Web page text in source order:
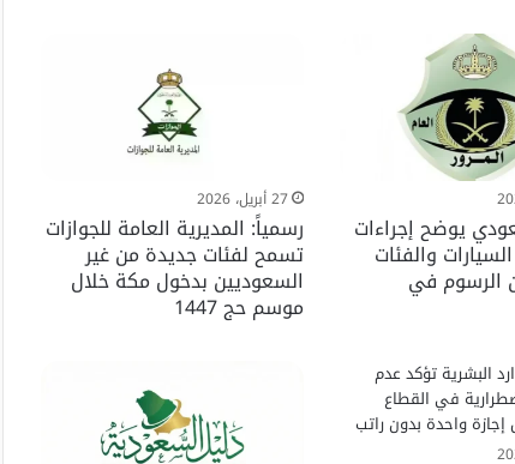
يوضح إجراءات
والفئات
الرسوم في
27 أبريل، 2026
رسمياً: المديرية العامة للجوازات
تسمح لفئات جديدة من غير
السعوديين بدخول مكة خلال
موسم حج 1447